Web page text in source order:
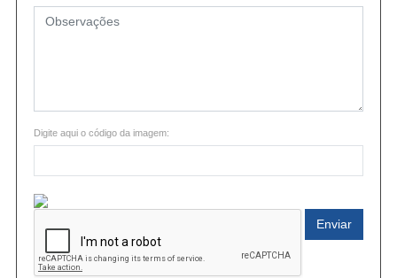
Digite aqui o código da imagem:
Enviar